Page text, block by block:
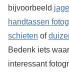
bijvoorbeeld
handtassen
schieten of
Bedenk iets
interessant